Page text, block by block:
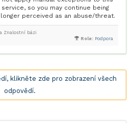
so you may continue being
perceived as an abuse/threat.
Role: Podpora
Znalostní bázi
klikněte zde pro zobrazení všech
odpovědí.